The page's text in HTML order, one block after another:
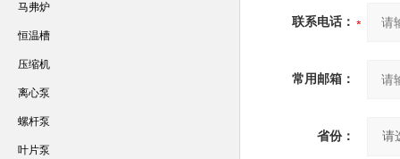
联系电话：
常用邮箱：
省份：
马弗炉
恒温槽
压缩机
离心泵
螺杆泵
叶片泵